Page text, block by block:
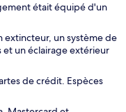
était équipé d'un
extincteur, un système de
et un éclairage extérieur
de crédit. Espèces